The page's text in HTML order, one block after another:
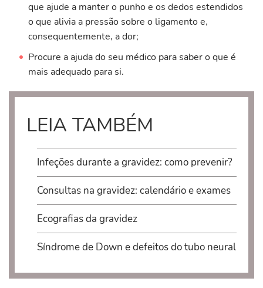
que ajude a manter o punho e os dedos estendidos
o que alivia a pressão sobre o ligamento e,
consequentemente, a dor;
Procure a ajuda do seu médico para saber o que é
mais adequado para si.
LEIA TAMBÉM
Infeções durante a gravidez: como prevenir?
Consultas na gravidez: calendário e exames
Ecografias da gravidez
Síndrome de Down e defeitos do tubo neural